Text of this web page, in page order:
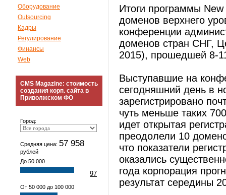
Оборудование
Outsourcing
Кадры
Регулирование
Финансы
Web
CMS Magazine: стоимость
создания корп. сайта в
Приволжском ФО
Город:
Средняя цена: 57 958
рублей
До 50 000
97
От 50 000 до 100 000
Итоги программы
доменов верхнего
конференции
доменов стран СНГ,
2015), прошедшей 8-
Выступавшие на
сегодняшний день в
зарегистрировано
чуть меньше таких
идет открытая
преодолели 10
что показатели
оказались
года корпорация
результат середины